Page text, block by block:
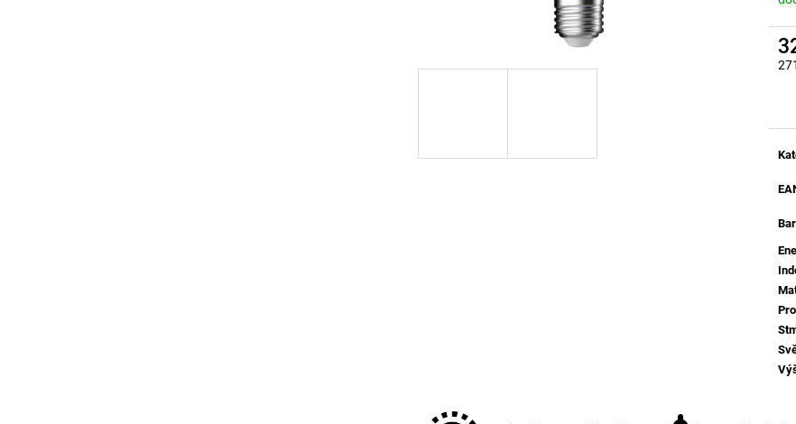
BROUŠENÝ STŘÍBRNÝ HLINÍK A AKRYL
LED 50W 230V 3000K IP20
STMÍVATELNÉ - NOVA LUCE
9 078 Kč